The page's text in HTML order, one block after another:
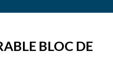
BLOC DE